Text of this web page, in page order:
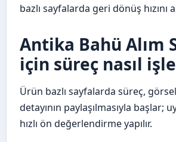
bazlı sayfalarda geri dönüş hızını
Antika Bahü Alım
için süreç nasıl
Ürün bazlı sayfalarda süreç,
detayının paylaşılmasıyla başlar;
hızlı ön değerlendirme yapılır.